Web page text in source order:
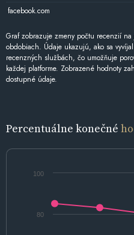
facebook.com
Graf zobrazuje zmeny počtu recenzií
obdobiach. Údaje ukazujú, ako sa
recenzných službách, čo umožňuje
každej platforme. Zobrazené hodnoty
dostupné údaje.
Percentuálne konečné
80
100